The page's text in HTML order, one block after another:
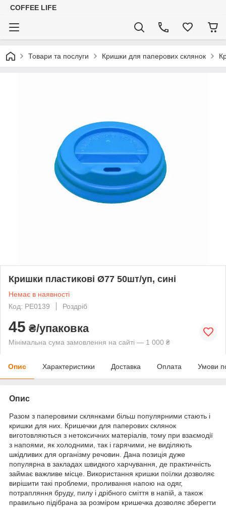
COFFEE LIFE
Товари та послуги Кришки для паперових склянок
Кришки пластикові Ø77 50шт/уп, сині
Немає в наявності
Код: PE0139
Роздріб
45 ₴/упаковка
Мінімальна сума замовлення на сайті — 1 000 ₴
Опис Характеристики Доставка Оплата Умови
Опис
Разом з паперовими склянками більш популярними стають і
кришки для них. Кришечки для паперових склянок
виготовляються з нетоксичних матеріалів, тому при взаємодії
з напоями, як холодними, так і гарячими, не виділяють
шкідливих для організму речовин. Дана позиція дуже
популярна в закладах швидкого харчування, де практичність
займає важливе місце. Використання кришки поїлки дозволяє
вирішити такі проблеми, проливання напою на одяг,
потрапляння бруду, пилу і дрібного сміття в напій, а також
правильно підібрана за розміром кришечка дозволяє зберегти